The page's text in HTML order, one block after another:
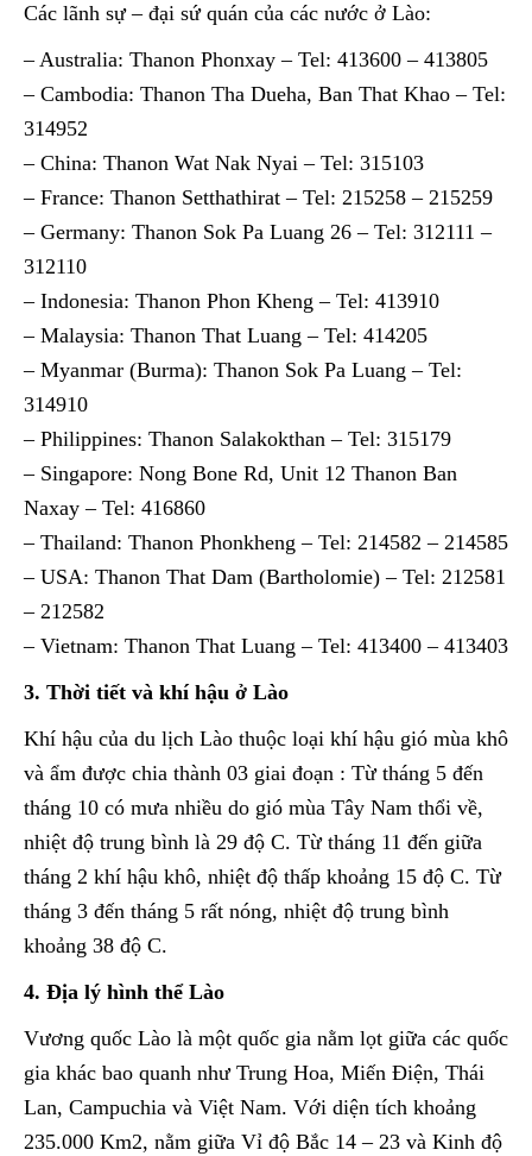
Các lãnh sự – đại sứ quán của các nước ở Lào:
– Australia: Thanon Phonxay – Tel: 413600 – 413805
– Cambodia: Thanon Tha Dueha, Ban That Khao – Tel:
314952
– China: Thanon Wat Nak Nyai – Tel: 315103
– France: Thanon Setthathirat – Tel: 215258 – 215259
– Germany: Thanon Sok Pa Luang 26 – Tel: 312111 –
312110
– Indonesia: Thanon Phon Kheng – Tel: 413910
– Malaysia: Thanon That Luang – Tel: 414205
– Myanmar (Burma): Thanon Sok Pa Luang – Tel:
314910
– Philippines: Thanon Salakokthan – Tel: 315179
– Singapore: Nong Bone Rd, Unit 12 Thanon Ban
Naxay – Tel: 416860
– Thailand: Thanon Phonkheng – Tel: 214582 – 214585
– USA: Thanon That Dam (Bartholomie) – Tel: 212581
– 212582
– Vietnam: Thanon That Luang – Tel: 413400 – 413403
3. Thời tiết và khí hậu ở Lào
Khí hậu của du lịch Lào thuộc loại khí hậu gió mùa khô
và ẩm được chia thành 03 giai đoạn : Từ tháng 5 đến
tháng 10 có mưa nhiều do gió mùa Tây Nam thổi về,
nhiệt độ trung bình là 29 độ C. Từ tháng 11 đến giữa
tháng 2 khí hậu khô, nhiệt độ thấp khoảng 15 độ C. Từ
tháng 3 đến tháng 5 rất nóng, nhiệt độ trung bình
khoảng 38 độ C.
4. Địa lý hình thể Lào
Vương quốc Lào là một quốc gia nằm lọt giữa các quốc
gia khác bao quanh như Trung Hoa, Miến Điện, Thái
Lan, Campuchia và Việt Nam. Với diện tích khoảng
235.000 Km2, nằm giữa Vỉ độ Bắc 14 – 23 và Kinh độ